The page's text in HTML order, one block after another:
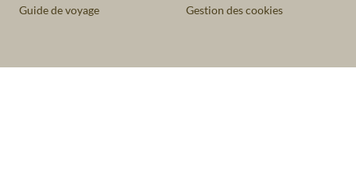
Guide de voyage Gestion des cookies